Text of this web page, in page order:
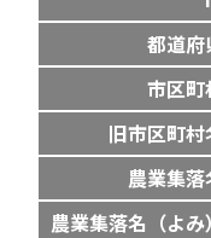
都道府
市区町
旧市区町村
農業集落
農業集落名（よみ）